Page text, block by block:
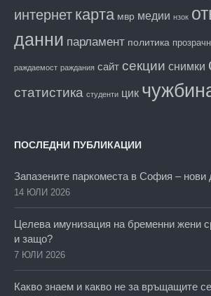
интернет карта мвр медии нзок
данни парламент политика
раждаемост раждания сайт секции снимки
статистика студенти цик
ПОСЛЕДНИ ПУБЛИКАЦИИ
Запазените паркоместа в София – нови
14 ЮЛИ 2026
Целева имунизация на бременни жени
и защо?
7 ЮЛИ 2026
Какво знаем и какво не за връщащите